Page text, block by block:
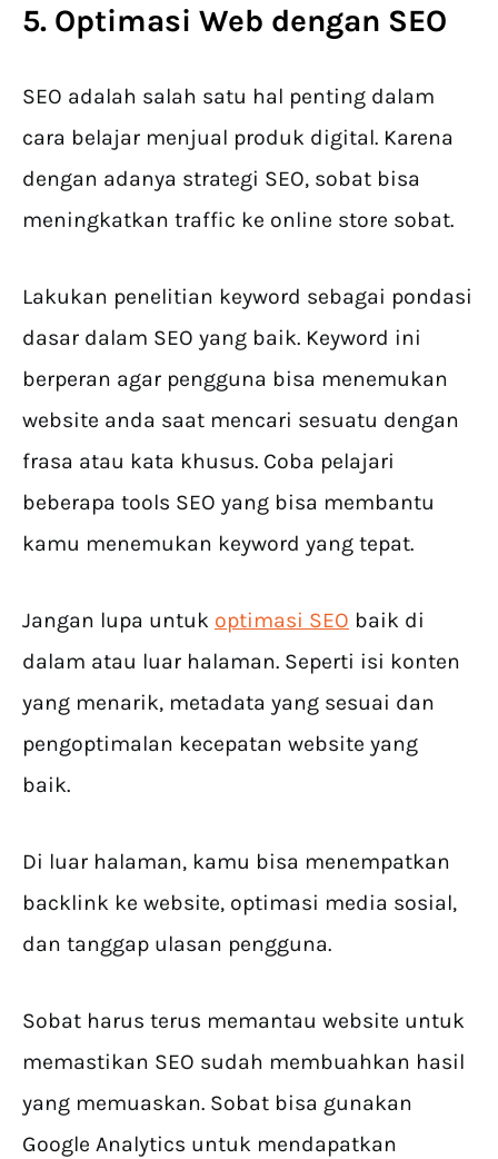
5. Optimasi Web dengan SEO
SEO adalah salah satu hal penting dalam
cara belajar menjual produk digital. Karena
dengan adanya strategi SEO, sobat bisa
meningkatkan traffic ke online store sobat.
Lakukan penelitian keyword sebagai pondasi
dasar dalam SEO yang baik. Keyword ini
berperan agar pengguna bisa menemukan
website anda saat mencari sesuatu dengan
frasa atau kata khusus. Coba pelajari
beberapa tools SEO yang bisa membantu
kamu menemukan keyword yang tepat.
Jangan lupa untuk optimasi SEO baik di
dalam atau luar halaman. Seperti isi konten
yang menarik, metadata yang sesuai dan
pengoptimalan kecepatan website yang
baik.
Di luar halaman, kamu bisa menempatkan
backlink ke website, optimasi media sosial,
dan tanggap ulasan pengguna.
Sobat harus terus memantau website untuk
memastikan SEO sudah membuahkan hasil
yang memuaskan. Sobat bisa gunakan
Google Analytics untuk mendapatkan